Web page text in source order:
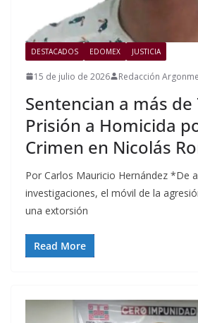
DESTACADOS EDOMEX JUSTICIA
15 de julio de 2026 Redacción
Sentencian a más de
Prisión a Homicida
Crimen en Nicolás
Por Carlos Mauricio Hernández *De
investigaciones, el móvil de la
una extorsión
Read More